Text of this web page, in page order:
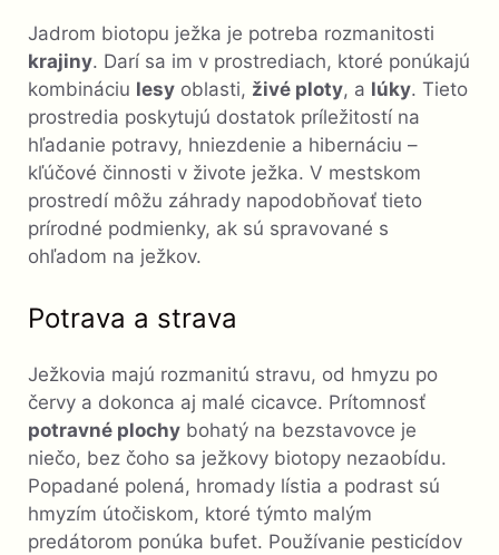
Jadrom biotopu ježka je potreba rozmanitosti
krajiny. Darí sa im v prostrediach, ktoré ponúkajú
kombináciu lesy oblasti, živé ploty, a lúky. Tieto
prostredia poskytujú dostatok príležitostí na
hľadanie potravy, hniezdenie a hibernáciu –
kľúčové činnosti v živote ježka. V mestskom
prostredí môžu záhrady napodobňovať tieto
prírodné podmienky, ak sú spravované s
ohľadom na ježkov.
Potrava a strava
Ježkovia majú rozmanitú stravu, od hmyzu po
červy a dokonca aj malé cicavce. Prítomnosť
potravné plochy bohatý na bezstavovce je
niečo, bez čoho sa ježkovy biotopy nezaobídu.
Popadané polená, hromady lístia a podrast sú
hmyzím útočiskom, ktoré týmto malým
predátorom ponúka bufet. Používanie pesticídov